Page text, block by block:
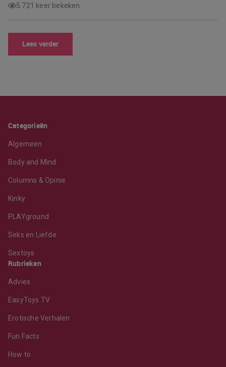
5.721 keer bekeken
Lees verder
Categorieën
Algemeen
Body and Mind
Columns & Opinie
Kinky
PLAYground
Seks en Liefde
Sextoys
Rubrieken
Advies
EasyToys TV
Erotische Verhalen
Fun Facts
How to